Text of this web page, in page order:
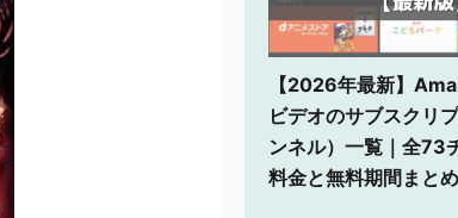
【2026年最新】
ビデオのサブスクリ
ンネル）一覧｜全73
料金と無料期間まとめ